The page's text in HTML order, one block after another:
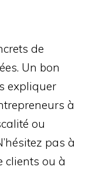
de
Un bon
expliquer
à
ou
pas à
clients ou à